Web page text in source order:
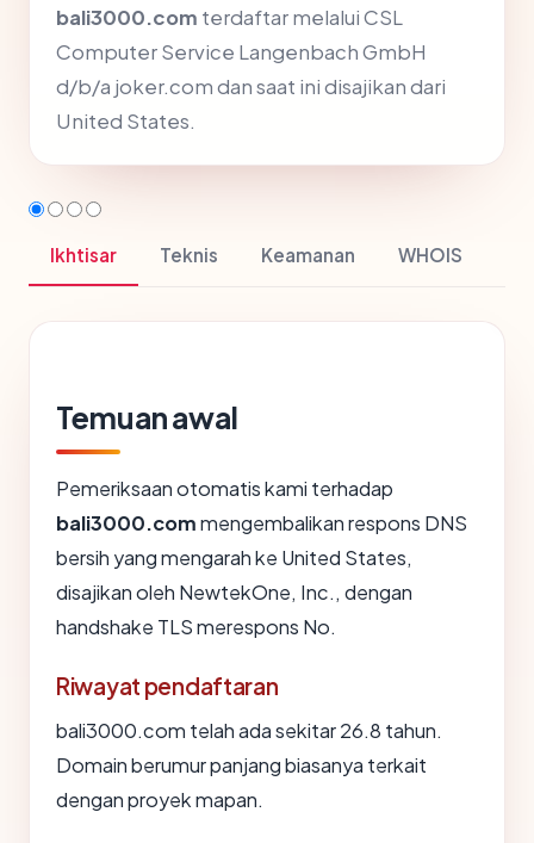
bali3000.com terdaftar melalui CSL
Computer Service Langenbach GmbH
d/b/a joker.com dan saat ini disajikan dari
United States.
Ikhtisar Teknis Keamanan WHOIS
Temuan awal
Pemeriksaan otomatis kami terhadap
bali3000.commengembalikan respons DNS
bersih yang mengarah ke United States,
disajikan oleh NewtekOne, Inc., dengan
handshake TLS merespons No.
Riwayat pendaftaran
bali3000.com telah ada sekitar 26.8 tahun.
Domain berumur panjang biasanya terkait
dengan proyek mapan.